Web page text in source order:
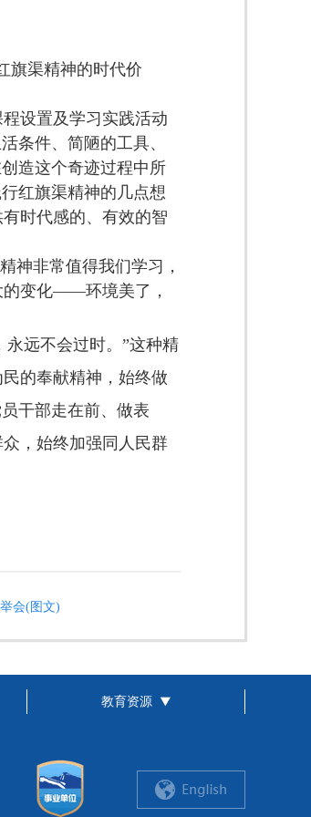
旗渠精神的时代价
设置及学习实践活动
条件、简陋的工具、
造这个奇迹过程中所
红旗渠精神的几点想
时代感的、有效的智
神非常值得我们学习，
变化——环境美了，
远不会过时。 ”这种精
的奉献精神，始终做
干部走在前、做表
，始终加强同人民群
会(图文)
教育资源